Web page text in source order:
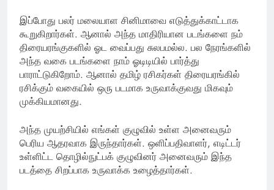
இப்போது பலர் மலையாள சினிமாவை எடுத்துக்காட்டாக
கூறுகிறார்கள். ஆனால் அந்த மாதிரியான படங்களை நம்
திரையரங்குகளில் ஓட வைப்பது சுலபமல்ல. பல நேரங்களில்
அந்த வகை படங்களை நாம் ஓடிடியில் பார்த்து
பாராட்டுகிறோம். ஆனால் தமிழ் ரசிகர்கள் திரையரங்கில்
ரசிக்கும் வகையில் ஒரு படமாக உருவாக்குவது மிகவும்
முக்கியமானது.
அந்த முயற்சியில் எங்கள் குழுவில் உள்ள அனைவரும்
பெரிய ஆதரவாக இருந்தார்கள். ஒளிப்பதிவாளர், எடிட்டர்
உள்ளிட்ட தொழில்நுட்பக் குழுவினர் அனைவரும் இந்த
படத்தை சிறப்பாக உருவாக்க உழைத்தார்கள்.